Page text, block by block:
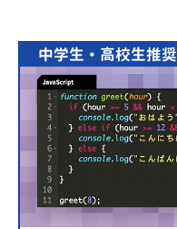
中学生・高校生推奨